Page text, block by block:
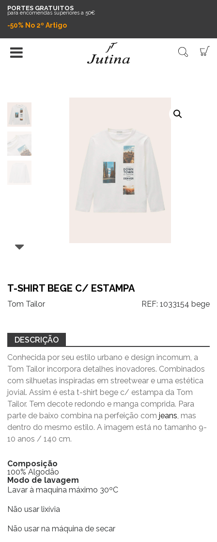
PORTES GRATUITOS
para encomendas superiores a 50€
-50% No 2º Artigo
T-SHIRT BEGE C/ ESTAMPA
Tom Tailor REF: 1033154 bege
DESCRIÇÃO
Conhecida por seu estilo urbano e design incomum, a
Tom Tailor incorpora detalhes inovadores. Combinados
com silhuetas inspiradas em streetwear e uma estética
jovial. Assim é esta t-shirt bege c/ estampa da Tom
Tailor. Tem decote redondo e manga comprida. Para
parte de baixo combina na perfeição com jeans, mas
dentro do mesmo estilo. A imagem está no tamanho 9-
10 anos / 140 cm.
Composição
100% Algodão
Modo de lavagem
Lavar à maquina máximo 30ºC
Não usar lixívia
Não usar na máquina de secar